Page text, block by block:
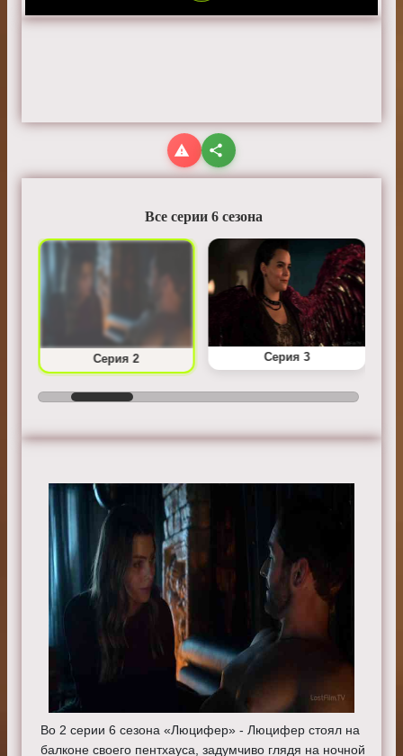
Все серии 6 сезона
Серия 2 Серия 3
Во 2 серии 6 сезона «Люцифер» - Люцифер стоял на
балконе своего пентхауса, задумчиво глядя на ночной